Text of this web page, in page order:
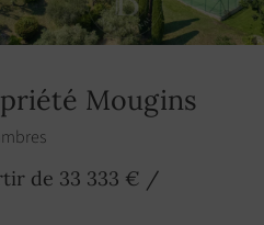
Mougins
de 33 333 € /